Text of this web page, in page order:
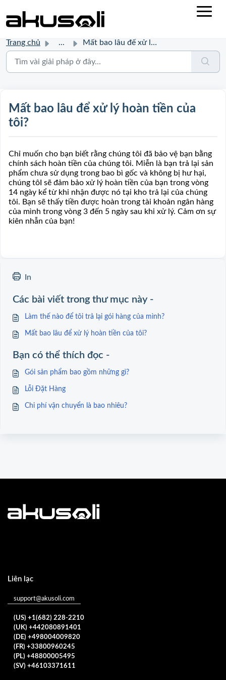
Trang chủ ... Mất bao lâu để xử lý hoàn tiền của tôi?
Mất bao lâu để xử lý hoàn tiền của
tôi?
Chỉ muốn cho bạn biết rằng chúng tôi đã bảo vệ bạn bằng
chính sách hoàn tiền của chúng tôi. Miễn là bạn trả lại sản
phẩm chưa sử dụng trong bao bì gốc và không bị hư hại,
chúng tôI sẽ đảm bảo xử lý hoàn tiền của bạn trong vòng
14 ngày kể từ khi nhận được nó tại kho trả lại của chúng
tôi. Bạn sẽ thấy tiền được hoàn trong tài khoản ngân hàng
của mình trong vòng 3 đến 5 ngày sau khi xử lý. Cảm ơn sự
kiên nhẫn của bạn!
In
Các bài viết trong thư mục này -
Làm thế nào để tôi trả lại gói hàng của mình?
Mất bao lâu để xử lý hoàn tiền của tôi?
Bạn có thể thích đọc -
Gói sản phẩm bao gồm những gì?
Lỗi Đặt Hàng
Chi phí vận chuyển là bao nhiêu?
Liên lạc
support@akusoli.com
(US) +1(682) 228-2210
(UK) +442080891401
(DE) +498004009820
(FR) +33800960245
(PL) +48800005495
(SV) +46103371611